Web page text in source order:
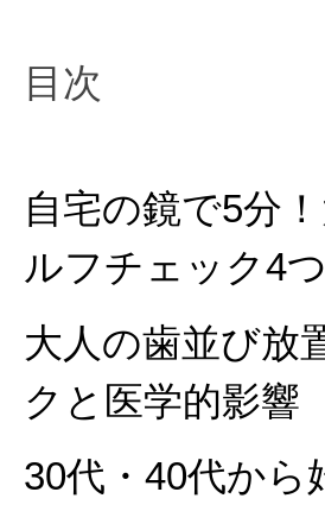
目次
自宅の鏡で5分
ルフチェック4
大人の歯並び放
クと医学的影響
30代・40代か